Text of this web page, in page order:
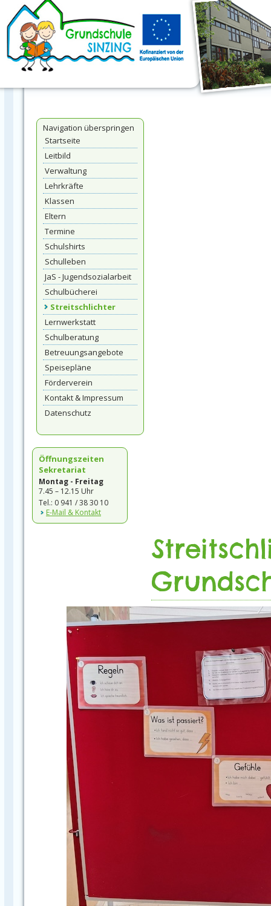
Navigation überspringen
Startseite
Leitbild
Verwaltung
Lehrkräfte
Klassen
Eltern
Termine
Schulshirts
Schulleben
JaS - Jugendsozialarbeit
Schulbücherei
Streitschlichter
Lernwerkstatt
Schulberatung
Betreuungsangebote
Speisepläne
Förderverein
Kontakt & Impressum
Datenschutz
Öffnungszeiten
Sekretariat
Montag - Freitag
7.45 – 12.15 Uhr
Tel.: 0 941 / 38 30 10
E-Mail & Kontakt